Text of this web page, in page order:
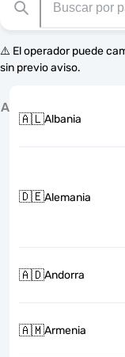
⚠️ El operador puede
sin previo aviso.
A
🇦🇱Albania
🇩🇪Alemania
🇦🇩Andorra
🇦🇲Armenia